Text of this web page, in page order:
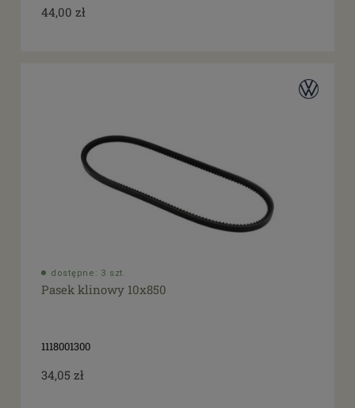
44,00 zł
dostępne: 3 szt.
Pasek klinowy 10x850
1118001300
34,05 zł